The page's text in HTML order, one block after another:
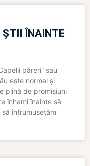
ȘTII ÎNAINTE
păreri” sau
este normal și
plină de promisiuni
înhami înainte să
înfrumusețăm